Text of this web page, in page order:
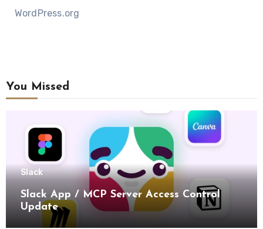
WordPress.org
You Missed
Slack
Slack App / MCP Server Access Control
Update